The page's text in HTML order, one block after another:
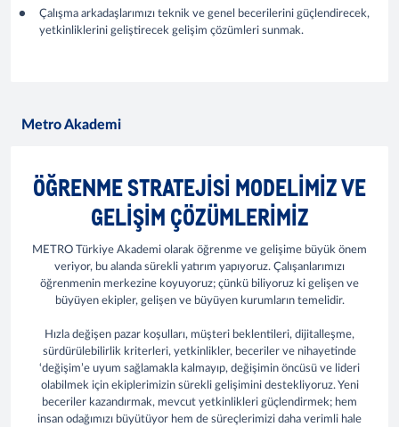
Çalışma arkadaşlarımızı teknik ve genel becerilerini güçlendirecek,
yetkinliklerini geliştirecek gelişim çözümleri sunmak.
Metro Akademi
ÖĞRENME STRATEJİSİ MODELİMİZ VE
GELİŞİM ÇÖZÜMLERİMİZ
METRO Türkiye Akademi olarak öğrenme ve gelişime büyük önem
veriyor, bu alanda sürekli yatırım yapıyoruz. Çalışanlarımızı
öğrenmenin merkezine koyuyoruz; çünkü biliyoruz ki gelişen ve
büyüyen ekipler, gelişen ve büyüyen kurumların temelidir.
Hızla değişen pazar koşulları, müşteri beklentileri, dijitalleşme,
sürdürülebilirlik kriterleri, yetkinlikler, beceriler ve nihayetinde
‘değişim’e uyum sağlamakla kalmayıp, değişimin öncüsü ve lideri
olabilmek için ekiplerimizin sürekli gelişimini destekliyoruz. Yeni
beceriler kazandırmak, mevcut yetkinlikleri güçlendirmek; hem
insan odağımızı büyütüyor hem de süreçlerimizi daha verimli hale